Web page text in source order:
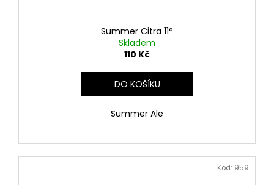
Summer Citra 11°
Skladem
110 Kč
DO KOŠÍKU
Summer Ale
Kód: 959